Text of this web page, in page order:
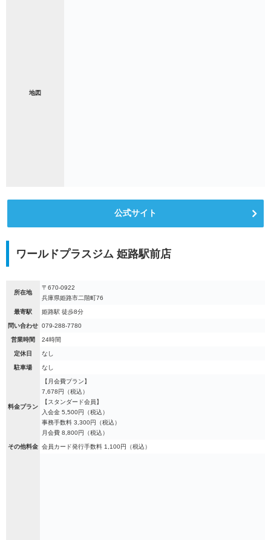
地図
公式サイト
ワールドプラスジム 姫路駅前店
所在地
〒670-0922
兵庫県姫路市二階町76
最寄駅 姫路駅 徒歩8分
問い合わせ 079-288-7780
営業時間 24時間
定休日 なし
駐車場 なし
料金プラン
【月会費プラン】
7,678円（税込）
【スタンダード会員】
入会金 5,500円（税込）
事務手数料 3,300円（税込）
月会費 8,800円（税込）
その他料金 会員カード発行手数料 1,100円（税込）